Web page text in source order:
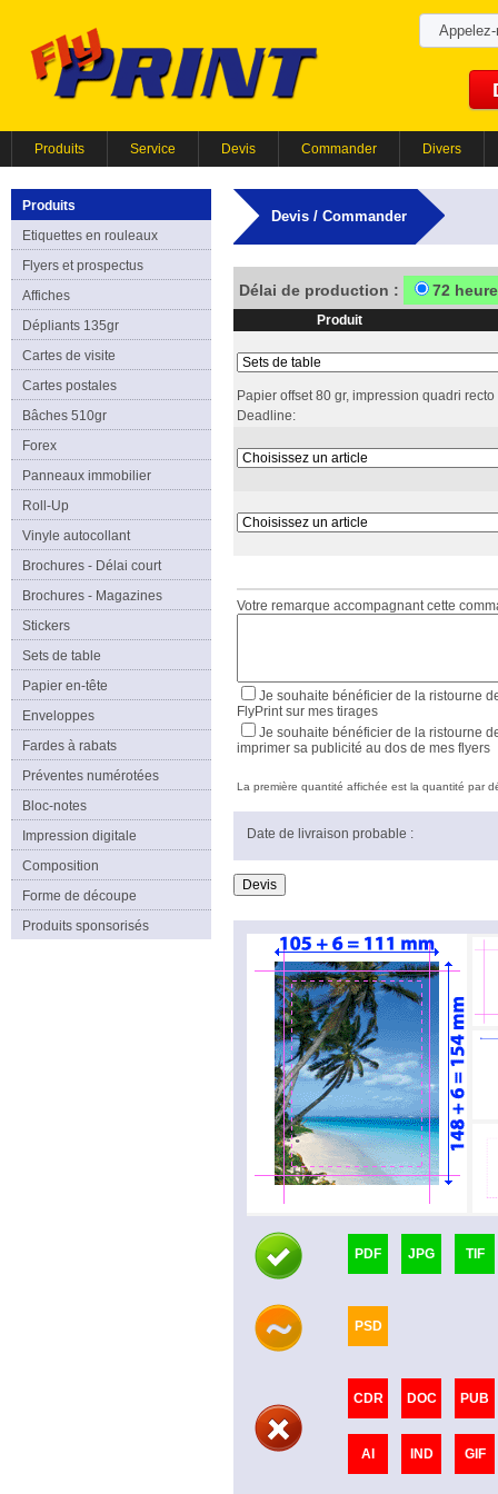
Produits Service Devis Commander Divers
Produits
Etiquettes en rouleaux
Flyers et prospectus
Affiches
Dépliants 135gr
Cartes de visite
Cartes postales
Bâches 510gr
Forex
Panneaux immobilier
Roll-Up
Vinyle autocollant
Brochures - Délai court
Brochures - Magazines
Stickers
Sets de table
Papier en-tête
Enveloppes
Fardes à rabats
Préventes numérotées
Bloc-notes
Impression digitale
Composition
Forme de découpe
Produits sponsorisés
Devis / Commander
Délai de production : 72
Produit
Papier offset 80 gr, impression quadri recto
Deadline:
Votre remarque accompagnant cette
Je souhaite bénéficier de la ristourne
FlyPrint sur mes tirages
Je souhaite bénéficier de la ristourne
imprimer sa publicité au dos de mes flyers
La première quantité affichée est la quantité par
Date de livraison probable :
PDF JPG TIF
PSD
CDR DOC PUB
AI IND GIF